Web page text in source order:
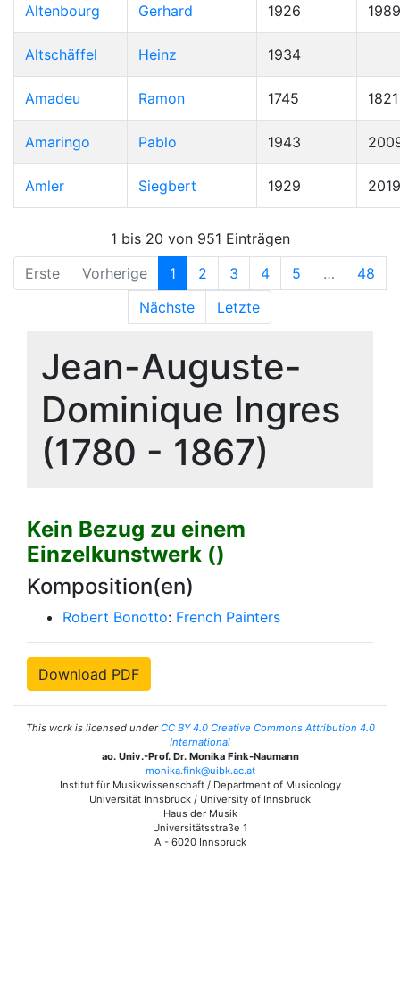
Altenbourg Gerhard 1926 1989
Altschäffel Heinz 1934
Amadeu Ramon 1745 1821
Amaringo Pablo 1943
Amler Siegbert 1929 2019
1 bis 20 von 951 Einträgen
Erste
Vorherige 1 2 3 4 5 …
48
Nächste
Letzte
Jean-Auguste-
Dominique Ingres
(1780 - 1867)
Kein Bezug zu einem
Einzelkunstwerk ()
Komposition(en)
Robert Bonotto: French Painters
Download PDF
This work is licensed underCC BY 4.0 Creative Commons Attribution 4.0
International
ao. Univ.-Prof. Dr. Monika Fink-Naumann
monika.fink@uibk.ac.at
Institut für Musikwissenschaft / Department of Musicology
Universität Innsbruck / University of Innsbruck
Haus der Musik
Universitätsstraße 1
A - 6020 Innsbruck